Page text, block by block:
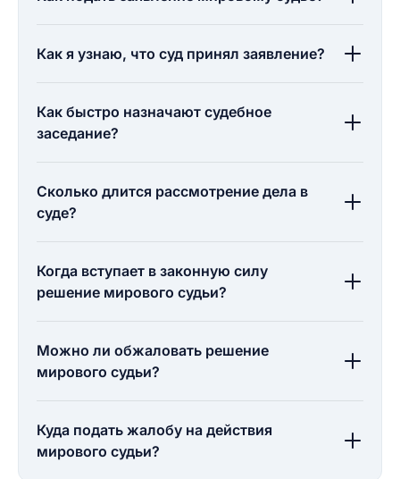
Как я узнаю, что суд принял заявление?
Как быстро назначают судебное
заседание?
Сколько длится рассмотрение дела в
суде?
Когда вступает в законную силу
решение мирового судьи?
Можно ли обжаловать решение
мирового судьи?
Куда подать жалобу на действия
мирового судьи?